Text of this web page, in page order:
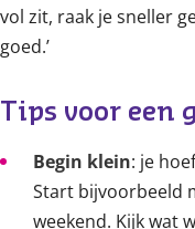
vol zit, raak je sneller
goed.’
Tips voor een
Begin klein: je
Start bijvoorbeeld
weekend. Kijk wat